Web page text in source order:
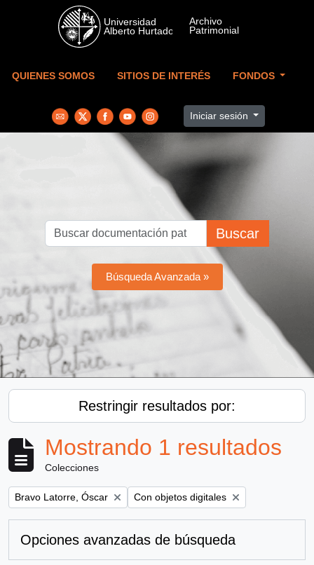
Skip to main content
QUIENES SOMOS SITIOS DE INTERÉS FONDOS
Iniciar sesión
Buscar
Búsqueda Avanzada »
Restringir resultados por:
Mostrando 1 resultados
Colecciones
Remove filter:
Bravo Latorre, Óscar Remove filter:
Con objetos digitales
Opciones avanzadas de búsqueda